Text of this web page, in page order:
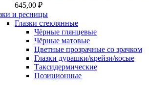
645,00 ₽
и ресницы
Глазки стеклянные
Чёрные глянцевые
Чёрные матовые
Цветные прозрачные со зрачком
Глазки дурашки/крейзи/косые
Таксидермические
Позиционные